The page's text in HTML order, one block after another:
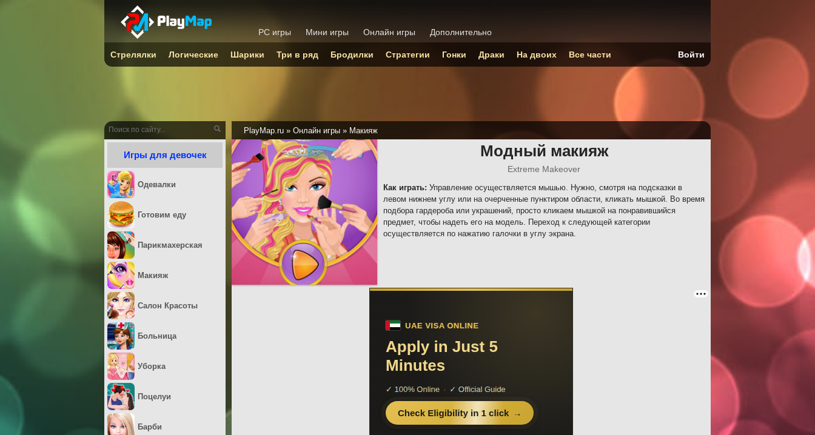
PlayMap.ru » Онлайн игры » Макияж
Модный макияж
Extreme Makeover
Как играть: Управление осуществляется мышью. Нужно, смотря на подсказки в
левом нижнем углу или на очерченные пунктиром области, кликать мышкой. Во время
подбора гардероба или украшений, просто кликаем мышкой на понравившийся
предмет, чтобы надеть его на модель. Переход к следующей категории
осуществляется по нажатию галочки в углу экрана.
Игры для девочек
Одевалки
Готовим еду
Парикмахерская
Макияж
Салон Красоты
Больница
Уборка
Поцелуи
Барби
PC игры Мини игры Онлайн игры Дополнительно
Стрелялки Логические Шарики Три в ряд Бродилки Стратегии Гонки Драки На двоих Все части Войти